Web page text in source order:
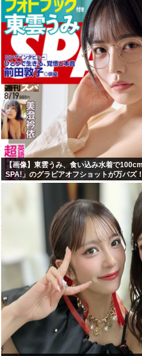
【画像】東雲うみ、食い込み水着で
SPA!」のグラビアオフショットが万バズ